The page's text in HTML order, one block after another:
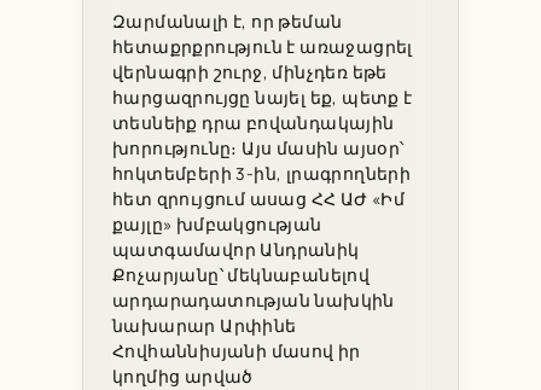
Զարմանալի է, որ թեման
հետաքրքրություն է առաջացրել
վերնագրի շուրջ, մինչդեռ եթե
հարցազրույցը նայել եք, պետք է
տեսնեիք դրա բովանդակային
խորությունը։ Այս մասին այսօր՝
հոկտեմբերի 3-ին, լրագրողների
հետ զրույցում ասաց ՀՀ ԱԺ «Իմ
քայլը» խմբակցության
պատգամավոր Անդրանիկ
Քոչարյանը՝ մեկնաբանելով
արդարադատության նախկին
նախարար Արփինե
Հովհաննիսյանի մասով իր
կողմից արված